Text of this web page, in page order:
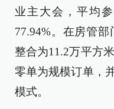
业主大会，平均
77.94%。在房管
整合为11.2万平方
零单为规模订单，
模式。